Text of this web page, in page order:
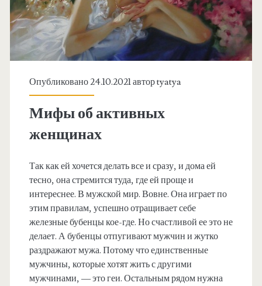
Опубликовано 24.10.2021 авторtyatya
Мифы об активных
женщинах
Так как ей хочется делать все и сразу, и дома ей
тесно, она стремится туда, где ей проще и
интереснее. В мужской мир. Вовне. Она играет по
этим правилам, успешно отращивает себе
железные бубенцы кое-где. Но счастливой ее это не
делает. А бубенцы отпугивают мужчин и жутко
раздражают мужа. Потому что единственные
мужчины, которые хотят жить с другими
мужчинами, — это геи. Остальным рядом нужна